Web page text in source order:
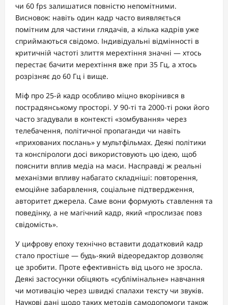
чи 60 fps залишатися повністю непомітними.
Висновок: навіть один кадр часто виявляється
помітним для частини глядачів, а кілька кадрів уже
сприймаються свідомо. Індивідуальні відмінності в
критичній частоті злиття мерехтіння значні — хтось
перестає бачити мерехтіння вже при 35 Гц, а хтось
розрізняє до 60 Гц і вище.
Міф про 25-й кадр особливо міцно вкорінився в
пострадянському просторі. У 90-ті та 2000-ті роки його
часто згадували в контексті «зомбування» через
телебачення, політичної пропаганди чи навіть
«прихованих послань» у мультфільмах. Деякі політики
та конспірологи досі використовують цю ідею, щоб
пояснити вплив медіа на маси. Насправді ж реальні
механізми впливу набагато складніші: повторення,
емоційне забарвлення, соціальне підтвердження,
авторитет джерела. Саме вони формують ставлення та
поведінку, а не магічний кадр, який «прослизає повз
свідомість».
У цифрову епоху технічно вставити додатковий кадр
стало простіше — будь-який відеоредактор дозволяє
це зробити. Проте ефективність від цього не зросла.
Деякі застосунки обіцяють «сублімінальне» навчання
чи мотивацію через швидкі спалахи тексту чи звуків.
Наукові дані щодо таких методів самодопомоги також